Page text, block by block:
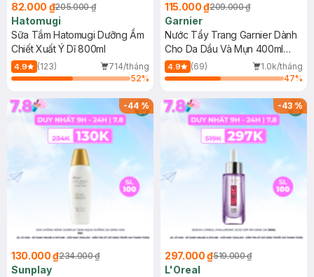
82.000 ₫205.000 ₫
Hatomugi
Sữa Tắm Hatomugi Dưỡng Ẩm
Chiết Xuất Ý Dĩ 800ml
4.9 (123)
714/tháng
52%
115.000 ₫209.000 ₫
Garnier
Nước Tẩy Trang Garnier Dành
Cho Da Dầu Và Mụn 400ml
(Mới)
4.9 (69)
1.0k/tháng
47%
-44%
130.000 ₫234.000 ₫
Sunplay
-43%
297.000 ₫519.000 ₫
L'Oreal